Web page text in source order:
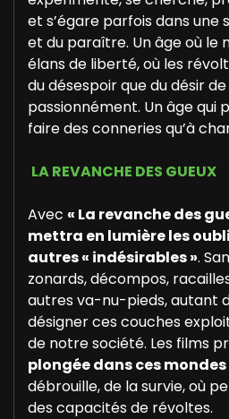
et s’égare parfois dans une
et du paraître. Un âge où
élans de liberté, où les
du désespoir que du désir
passionnément. Un âge qui
faire des conneries qu’à
LA REVANCHE DES GUEUX
Avec « La revanche des
mettra en lumière les
autres « indésirables ».
zonards, décompos,
autres va-nu-pieds, autant
désigner ces couches
de notre société. Les films
plongée dans ces
débrouille, de la survie, où
des capacités de révoltes.